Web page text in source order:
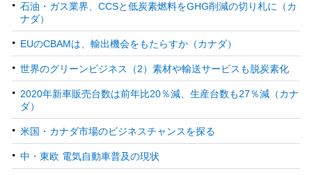
石油・ガス業界、CCSと低炭素燃料をGHG削減の切り札に（カ
ナダ）
EUのCBAMは、輸出機会をもたらすか（カナダ）
世界のグリーンビジネス（2）素材や輸送サービスも脱炭素化
2020年新車販売台数は前年比20％減、生産台数も27％減（カナ
ダ）
米国・カナダ市場のビジネスチャンスを探る
中・東欧 電気自動車普及の現状